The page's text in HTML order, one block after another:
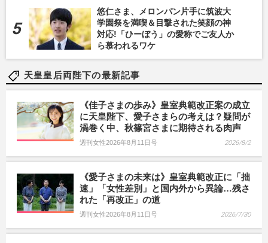
悠仁さま、メロンパン片手に筑波大
学園祭を満喫＆目撃された笑顔の神
対応!「ひーぼう」の愛称でご友人か
ら慕われるワケ
天皇皇后両陛下の最新記事
《佳子さまの歩み》皇室典範改正案の成立
に天皇陛下、愛子さまらの考えは？疑問が
渦巻く中、秋篠宮さまに期待される肉声
週刊女性2026年8月11日号 2026/8/2
《愛子さまの未来は》皇室典範改正に「拙
速」「女性差別」と国内外から異論…残さ
れた「再改正」の道
週刊女性2026年8月11日号 2026/7/30